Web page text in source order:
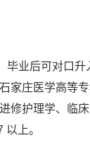
业后可对口
家庄医学高等
修护理学、临
上。